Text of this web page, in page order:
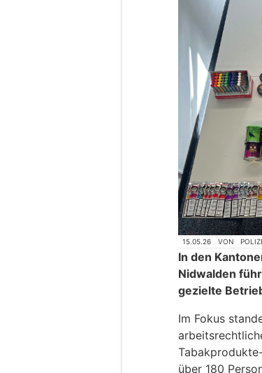
15.05.26 VON
In den
Nidwalden
gezielte
Im Fokus
über 180